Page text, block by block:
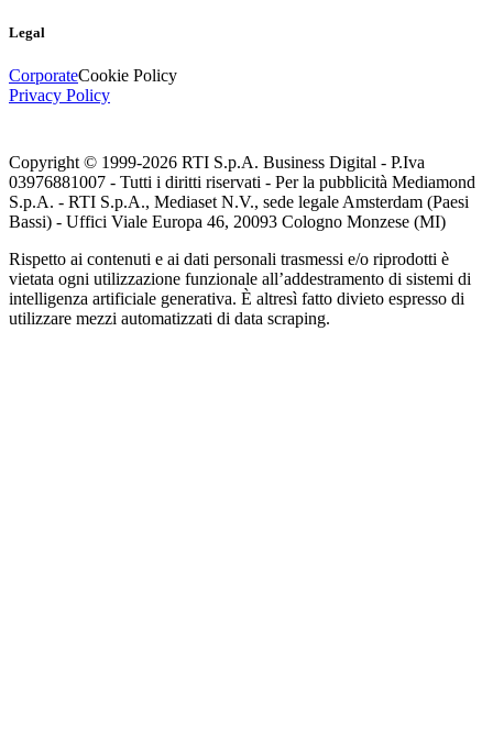
Legal
CorporateCookie Policy
Privacy Policy
Copyright © 1999-2026 RTI S.p.A. Business Digital - P.Iva
03976881007 - Tutti i diritti riservati - Per la pubblicità Mediamond
S.p.A. - RTI S.p.A., Mediaset N.V., sede legale Amsterdam (Paesi
Bassi) - Uffici Viale Europa 46, 20093 Cologno Monzese (MI)
Rispetto ai contenuti e ai dati personali trasmessi e/o riprodotti è
vietata ogni utilizzazione funzionale all’addestramento di sistemi di
intelligenza artificiale generativa. È altresì fatto divieto espresso di
utilizzare mezzi automatizzati di data scraping.